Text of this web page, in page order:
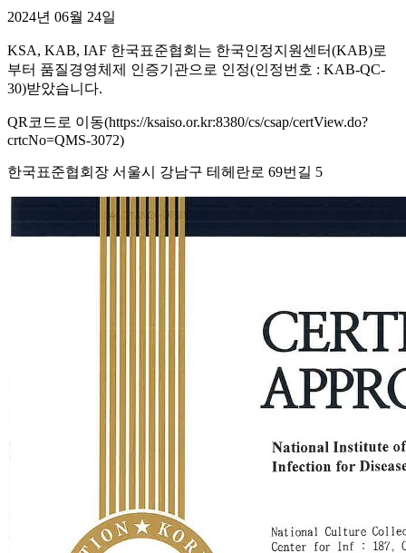
2024년 06월 24일
KSA, KAB, IAF 한국표준협회는 한국인정지원센터(KAB)로
부터 품질경영체제 인증기관으로 인정(인정번호 : KAB-QC-
30)받았습니다.
QR코드로 이동(https://ksaiso.or.kr:8380/cs/csap/certView.do?
crtcNo=QMS-3072)
한국표준협회장 서울시 강남구 테헤란로 69번길 5